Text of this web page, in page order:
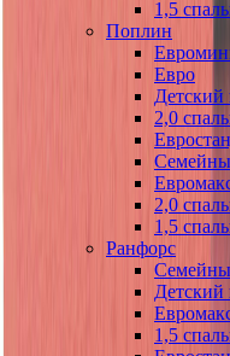
1,5
Поплин
Евро
Детский
2,0
2,0
1,5
Ранфорс
Детский
1,5